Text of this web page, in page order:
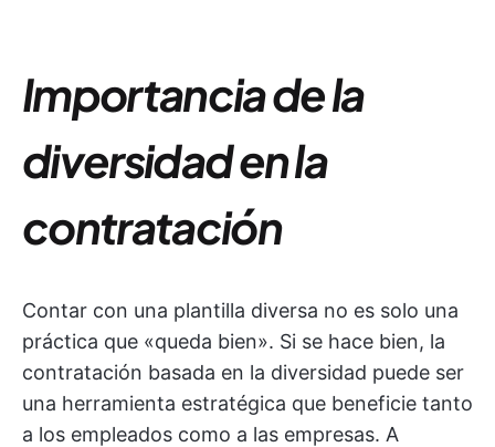
Importancia de la
diversidad en la
contratación
Contar con una plantilla diversa no es solo una
práctica que «queda bien». Si se hace bien, la
contratación basada en la diversidad puede ser
una herramienta estratégica que beneficie tanto
a los empleados como a las empresas. A